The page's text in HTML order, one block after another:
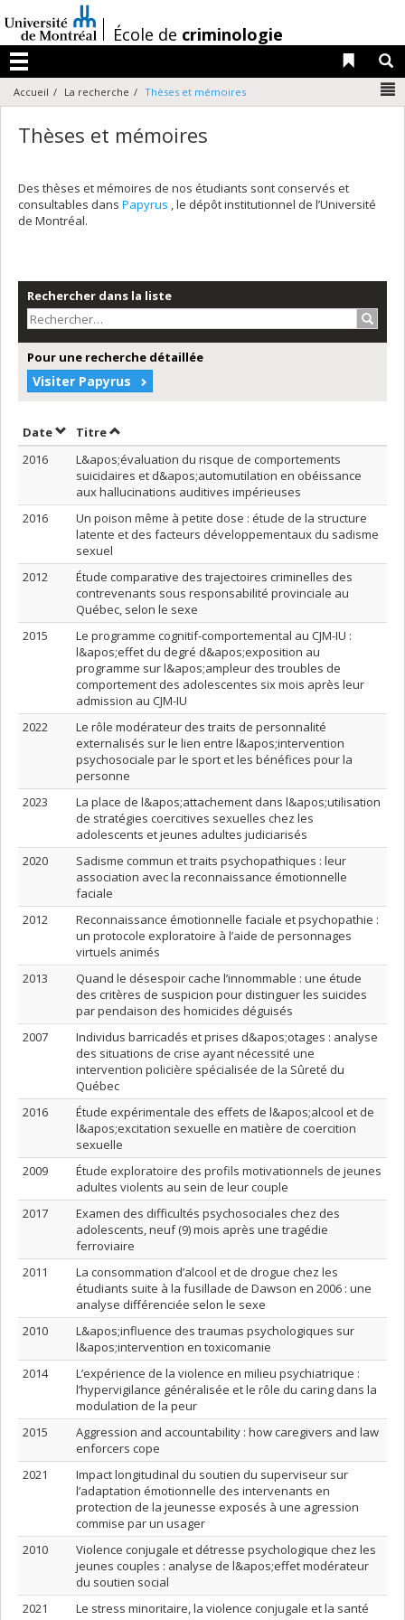
au
contenu
/École de criminologie
Menu
Liens
Accueil La recherche Thèses et mémoires
Thèses et mémoires
Des thèses et mémoires de nos étudiants sont conservés et
consultables dans Papyrus , le dépôt institutionnel de l’Université
de Montréal.
Rechercher dans la liste
Pour une recherche détaillée
Visiter Papyrus
DateTrier par date en ordre croissant
TitreTrier par titre en ordre croissant
2016
L&apos;évaluation du risque de comportements
suicidaires et d&apos;automutilation en obéissance
aux hallucinations auditives impérieuses
2016
Un poison même à petite dose : étude de la structure
latente et des facteurs développementaux du sadisme
sexuel
2012
Étude comparative des trajectoires criminelles des
contrevenants sous responsabilité provinciale au
Québec, selon le sexe
2015
Le programme cognitif-comportemental au CJM-IU :
l&apos;effet du degré d&apos;exposition au
programme sur l&apos;ampleur des troubles de
comportement des adolescentes six mois après leur
admission au CJM-IU
2022
Le rôle modérateur des traits de personnalité
externalisés sur le lien entre l&apos;intervention
psychosociale par le sport et les bénéfices pour la
personne
2023
La place de l&apos;attachement dans l&apos;utilisation
de stratégies coercitives sexuelles chez les
adolescents et jeunes adultes judiciarisés
2020
Sadisme commun et traits psychopathiques : leur
association avec la reconnaissance émotionnelle
faciale
2012
Reconnaissance émotionnelle faciale et psychopathie :
un protocole exploratoire à l’aide de personnages
virtuels animés
2013
Quand le désespoir cache l’innommable : une étude
des critères de suspicion pour distinguer les suicides
par pendaison des homicides déguisés
2007
Individus barricadés et prises d&apos;otages : analyse
des situations de crise ayant nécessité une
intervention policière spécialisée de la Sûreté du
Québec
2016
Étude expérimentale des effets de l&apos;alcool et de
l&apos;excitation sexuelle en matière de coercition
sexuelle
2009
Étude exploratoire des profils motivationnels de jeunes
adultes violents au sein de leur couple
2017
Examen des difficultés psychosociales chez des
adolescents, neuf (9) mois après une tragédie
ferroviaire
2011
La consommation d’alcool et de drogue chez les
étudiants suite à la fusillade de Dawson en 2006 : une
analyse différenciée selon le sexe
2010
L&apos;influence des traumas psychologiques sur
l&apos;intervention en toxicomanie
2014
L’expérience de la violence en milieu psychiatrique :
l’hypervigilance généralisée et le rôle du caring dans la
modulation de la peur
2015
Aggression and accountability : how caregivers and law
enforcers cope
2021
Impact longitudinal du soutien du superviseur sur
l’adaptation émotionnelle des intervenants en
protection de la jeunesse exposés à une agression
commise par un usager
2010
Violence conjugale et détresse psychologique chez les
jeunes couples : analyse de l&apos;effet modérateur
du soutien social
2021
Le stress minoritaire, la violence conjugale et la santé